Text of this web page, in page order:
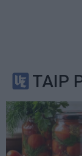
TAIP